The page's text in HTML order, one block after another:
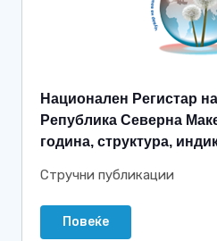
Национален Регистар
Република Северна
година, структура,
Стручни публикации
Повеќе